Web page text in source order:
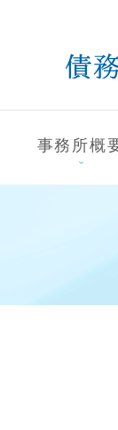
事務所概